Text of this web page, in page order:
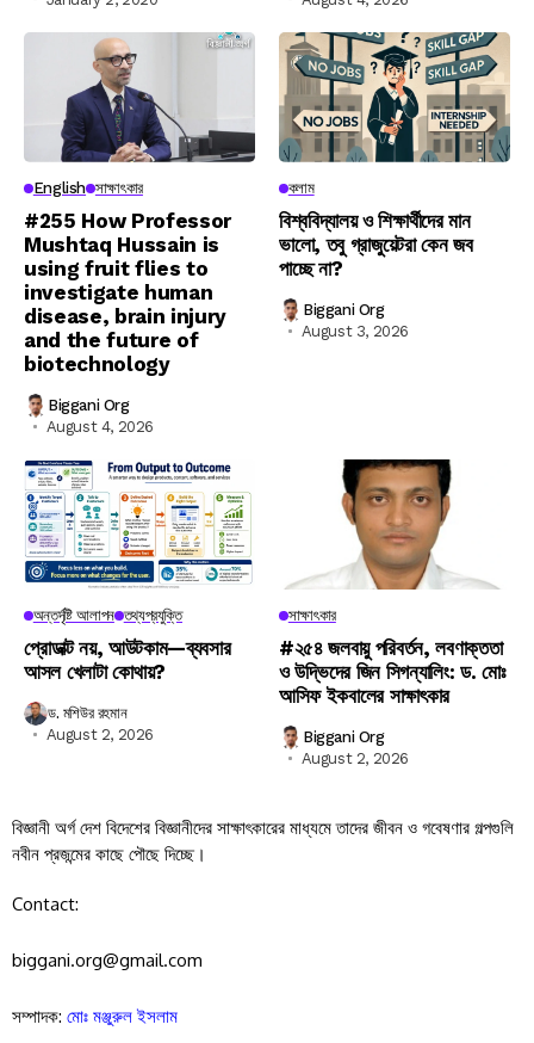
English সাক্ষাৎকার
#255 How Professor
Mushtaq Hussain is
using fruit flies to
investigate human
disease, brain injury
and the future of
biotechnology
Biggani Org
August 4, 2026
কলাম
বিশ্ববিদ্যালয় ও শিক্ষার্থীদের মান
ভালো, তবু গ্রাজুয়েটরা কেন জব
পাচ্ছে না?
Biggani Org
August 3, 2026
অন্তর্দৃষ্টি আলাপন তথ্যপ্রযুক্তি
প্রোডাক্ট নয়, আউটকাম—ব্যবসার
আসল খেলাটা কোথায়?
ড. মশিউর রহমান
August 2, 2026
সাক্ষাৎকার
#২৫৪ জলবায়ু পরিবর্তন, লবণাক্ততা
ও উদ্ভিদের জিন সিগন্যালিং: ড. মোঃ
আসিফ ইকবালের সাক্ষাৎকার
Biggani Org
August 2, 2026
বিজ্ঞানী অর্গ দেশ বিদেশের বিজ্ঞানীদের সাক্ষাৎকারের মাধ্যমে তাদের জীবন ও গবেষণার গল্পগুলি
নবীন প্রজন্মের কাছে পৌছে দিচ্ছে।
Contact:
biggani.org@gmail.com
সম্পাদক: মোঃ মঞ্জুরুল ইসলাম